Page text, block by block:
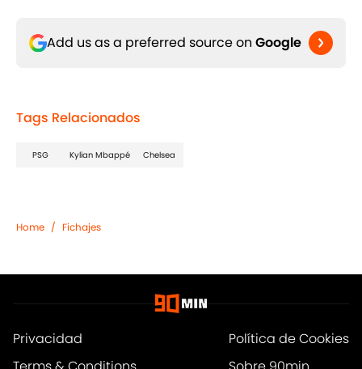
Add us as a preferred source on Google
Tags Relacionados
PSG Kylian Mbappé Chelsea
Home / Fichajes
Privacidad
Política de Cookies